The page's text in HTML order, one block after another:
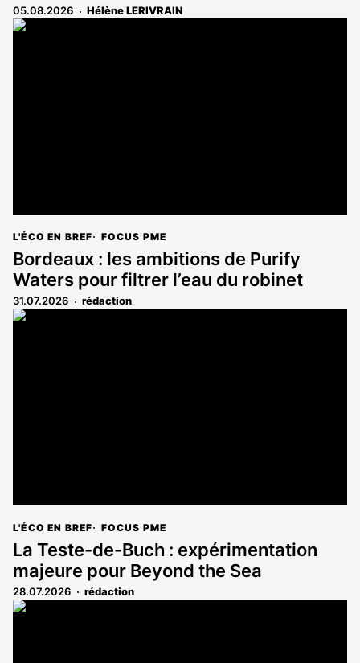
05.08.2026 Hélène LERIVRAIN
L'ÉCO EN BREF FOCUS PME
Bordeaux : les ambitions de Purify
Waters pour filtrer l’eau du robinet
31.07.2026 rédaction
L'ÉCO EN BREF FOCUS PME
La Teste-de-Buch : expérimentation
majeure pour Beyond the Sea
28.07.2026 rédaction